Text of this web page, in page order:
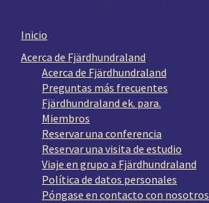
Inicio
Acerca de Fjärdhundraland
Acerca de Fjärdhundraland
Preguntas más frecuentes
Fjärdhundraland ek. para.
Miembros
Reservar una conferencia
Reservar una visita de estudio
Viaje en grupo a Fjärdhundraland
Política de datos personales
Póngase en contacto con nosotros